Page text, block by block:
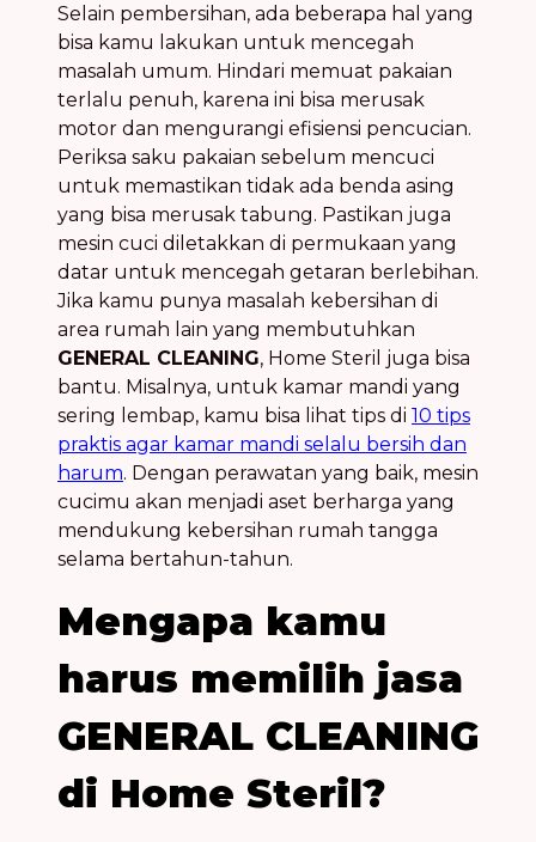
Selain pembersihan, ada beberapa hal yang
bisa kamu lakukan untuk mencegah
masalah umum. Hindari memuat pakaian
terlalu penuh, karena ini bisa merusak
motor dan mengurangi efisiensi pencucian.
Periksa saku pakaian sebelum mencuci
untuk memastikan tidak ada benda asing
yang bisa merusak tabung. Pastikan juga
mesin cuci diletakkan di permukaan yang
datar untuk mencegah getaran berlebihan.
Jika kamu punya masalah kebersihan di
area rumah lain yang membutuhkan
GENERAL CLEANING, Home Steril juga bisa
bantu. Misalnya, untuk kamar mandi yang
sering lembap, kamu bisa lihat tips di 10 tips
praktis agar kamar mandi selalu bersih dan
harum. Dengan perawatan yang baik, mesin
cucimu akan menjadi aset berharga yang
mendukung kebersihan rumah tangga
selama bertahun-tahun.
Mengapa kamu
harus memilih jasa
GENERAL CLEANING
di Home Steril?